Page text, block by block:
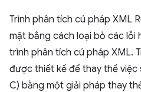
Trình phân tích cú pháp XML
mật bằng cách loại bỏ các lỗi
trình phân tích cú pháp XML.
được thiết kế để thay thế việc
C) bằng một giải pháp thay